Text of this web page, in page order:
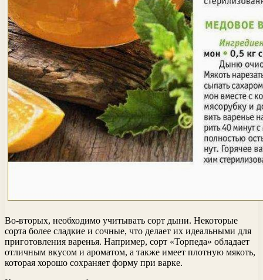
Во-вторых, необходимо учитывать сорт дыни. Некоторые
сорта более сладкие и сочные, что делает их идеальными для
приготовления варенья. Например, сорт «Торпеда» обладает
отличным вкусом и ароматом, а также имеет плотную мякоть,
которая хорошо сохраняет форму при варке.